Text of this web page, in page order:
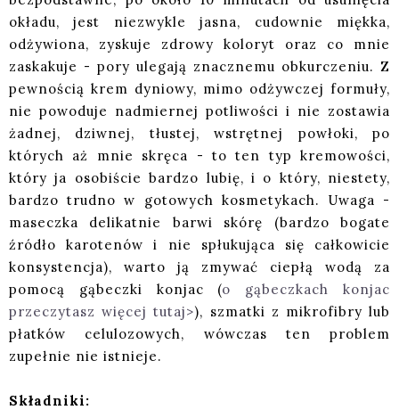
okładu, jest niezwykle jasna, cudownie miękka,
odżywiona, zyskuje zdrowy koloryt oraz co mnie
zaskakuje - pory ulegają znacznemu obkurczeniu. Z
pewnością krem dyniowy, mimo odżywczej formuły,
nie powoduje nadmiernej potliwości i nie zostawia
żadnej, dziwnej, tłustej, wstrętnej powłoki, po
których aż mnie skręca - to ten typ kremowości,
który ja osobiście bardzo lubię, i o który, niestety,
bardzo trudno w gotowych kosmetykach. Uwaga -
maseczka delikatnie barwi skórę (bardzo bogate
źródło karotenów i nie spłukująca się całkowicie
konsystencja), warto ją zmywać ciepłą wodą za
pomocą gąbeczki konjac (o gąbeczkach konjac
przeczytasz więcej tutaj>), szmatki z mikrofibry lub
płatków celulozowych, wówczas ten problem
zupełnie nie istnieje.
Składniki: